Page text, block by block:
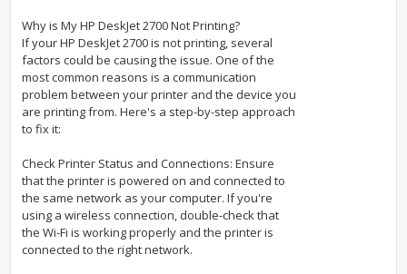
Why is My HP DeskJet 2700 Not Printing?
If your HP DeskJet 2700 is not printing, several
factors could be causing the issue. One of the
most common reasons is a communication
problem between your printer and the device you
are printing from. Here's a step-by-step approach
to fix it:
Check Printer Status and Connections: Ensure
that the printer is powered on and connected to
the same network as your computer. If you're
using a wireless connection, double-check that
the Wi-Fi is working properly and the printer is
connected to the right network.